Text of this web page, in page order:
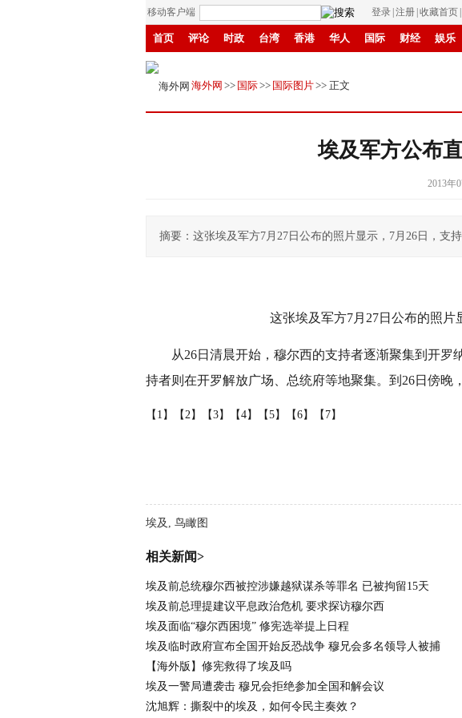
移动客户端 登录 注册 收藏首页
首页 评论 时政 台湾 香港 华人 国际 财经 娱乐
招商
海外网 >> 国际>> 国际图片>> 正文
埃及军方公布
2013年
摘要：这张埃及军方7月27日公布的照片显示，7月26日，支
这张埃及军方7月27日公布的照片显
从26日清晨开始，穆尔西的支持者逐渐聚集到开罗
持者则在开罗解放广场、总统府等地聚集。到26日傍晚
【1】 【2】 【3】 【4】 【5】 【6】 【7】
埃及, 鸟瞰图
相关新闻>
埃及前总统穆尔西被控涉嫌越狱谋杀等罪名 已被拘留15天
埃及前总理提建议平息政治危机 要求探访穆尔西
埃及面临“穆尔西困境” 修宪选举提上日程
埃及临时政府宣布全国开始反恐战争 穆兄会多名领导人被捕
【海外版】修宪救得了埃及吗
埃及一警局遭袭击 穆兄会拒绝参加全国和解会议
沈旭辉：撕裂中的埃及，如何令民主奏效？